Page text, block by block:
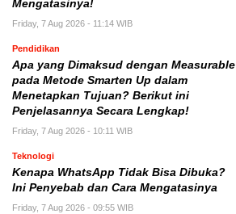
Mengatasinya!
Friday, 7 Aug 2026 - 11:14 WIB
Pendidikan
Apa yang Dimaksud dengan Measurable
pada Metode Smarten Up dalam
Menetapkan Tujuan? Berikut ini
Penjelasannya Secara Lengkap!
Friday, 7 Aug 2026 - 10:11 WIB
Teknologi
Kenapa WhatsApp Tidak Bisa Dibuka?
Ini Penyebab dan Cara Mengatasinya
Friday, 7 Aug 2026 - 09:55 WIB